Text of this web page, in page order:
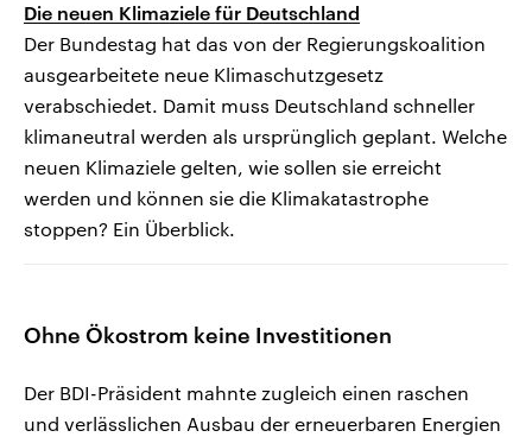
Die neuen Klimaziele für Deutschland
Der Bundestag hat das von der Regierungskoalition
ausgearbeitete neue Klimaschutzgesetz
verabschiedet. Damit muss Deutschland schneller
klimaneutral werden als ursprünglich geplant. Welche
neuen Klimaziele gelten, wie sollen sie erreicht
werden und können sie die Klimakatastrophe
stoppen? Ein Überblick.
Ohne Ökostrom keine Investitionen
Der BDI-Präsident mahnte zugleich einen raschen
und verlässlichen Ausbau der erneuerbaren Energien